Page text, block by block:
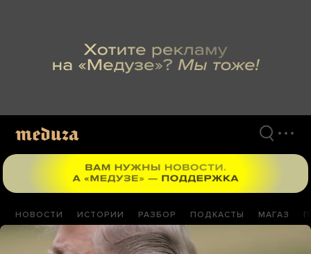
НОВОСТИ ИСТОРИИ РАЗБОР ПОДКАСТЫ МАГАЗ